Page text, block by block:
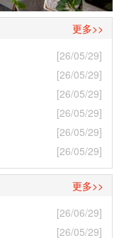
更多>>
[26/05/29]
[26/05/29]
[26/05/29]
[26/05/29]
[26/05/29]
[26/05/29]
更多>>
[26/06/29]
[26/05/29]